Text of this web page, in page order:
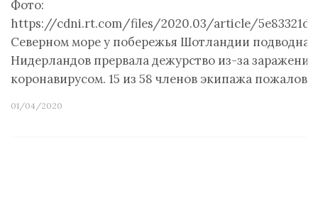
Фото:
https://cdni.rt.com/files/2020.03/article/
Северном море у побережья Шотландии
Нидерландов прервала дежурство из-за
коронавирусом. 15 из 58 членов экипажа
01/04/2020